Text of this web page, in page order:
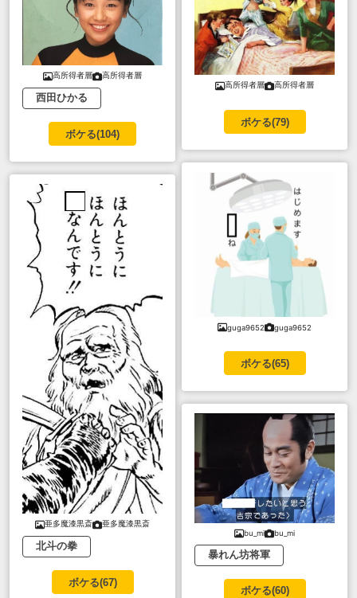
高所得者層 高所得者層
西田ひかる
ボケる(104)
亜多魔漆黒斎 亜多魔漆黒斎
北斗の拳
ボケる(67)
高所得者層 高所得者層
ボケる(79)
guga9652 guga9652
ボケる(65)
bu_mi bu_mi
暴れん坊将軍
ボケる(60)